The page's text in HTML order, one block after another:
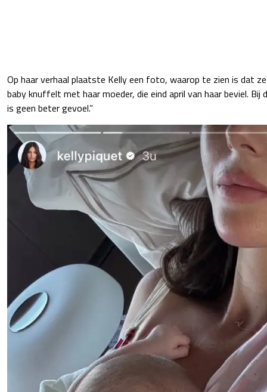
Op haar verhaal plaatste Kelly een foto, waarop te zien is dat
baby knuffelt met haar moeder, die eind april van haar beviel.
is geen beter gevoel.”